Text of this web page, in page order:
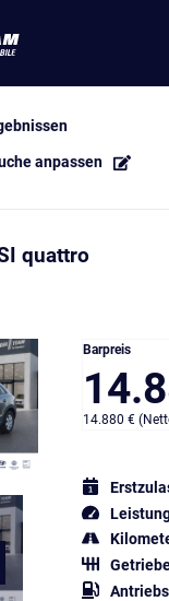
anpassen
quattro
Barpreis
14.880 €